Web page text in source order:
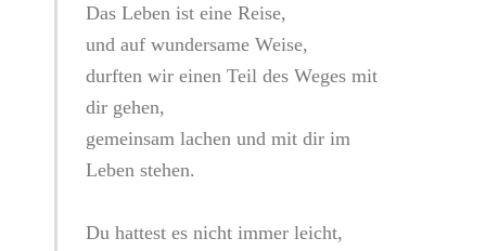
Das Leben ist eine Reise,
und auf wundersame Weise,
durften wir einen Teil des Weges mit
dir gehen,
gemeinsam lachen und mit dir im
Leben stehen.
Du hattest es nicht immer leicht,